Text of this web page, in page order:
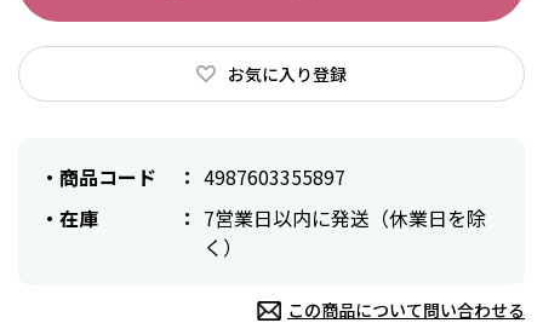
お気に入り登録
商品コード
4987603355897
在庫
7営業日以内に発送（休業日を除
く）
この商品について問い合わせる